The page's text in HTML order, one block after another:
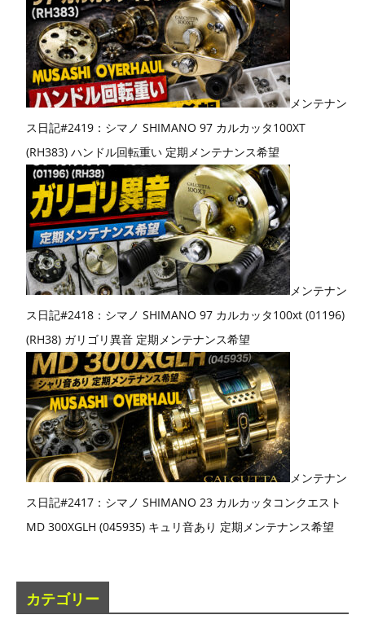
メンテナン
ス日記#2419：シマノ SHIMANO 97 カルカッタ100XT
(RH383) ハンドル回転重い 定期メンテナンス希望
メンテナン
ス日記#2418：シマノ SHIMANO 97 カルカッタ100xt (01196)
(RH38) ガリゴリ異音 定期メンテナンス希望
メンテナン
ス日記#2417：シマノ SHIMANO 23 カルカッタコンクエスト
MD 300XGLH (045935) キュリ音あり 定期メンテナンス希望
カテゴリー